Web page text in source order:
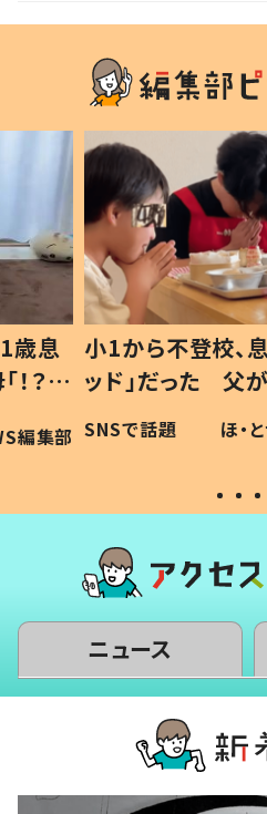
歳息
？」
編集部
小1から不登校、
ッド」だった 父
作り続ける理由
#令和の子
SNSで話題 ほ・
ニュース